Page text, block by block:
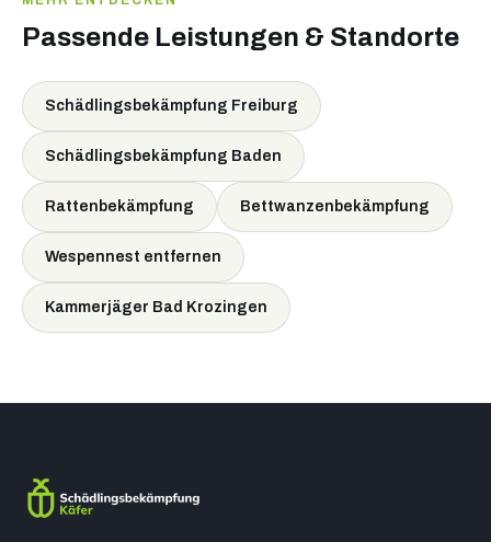
Passende Leistungen & Standorte
Schädlingsbekämpfung Freiburg
Schädlingsbekämpfung Baden
Rattenbekämpfung Bettwanzenbekämpfung
Wespennest entfernen
Kammerjäger Bad Krozingen